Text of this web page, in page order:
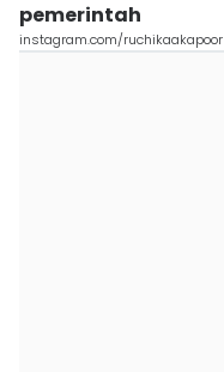
pemerintah
instagram.com/ruchikaakapoor